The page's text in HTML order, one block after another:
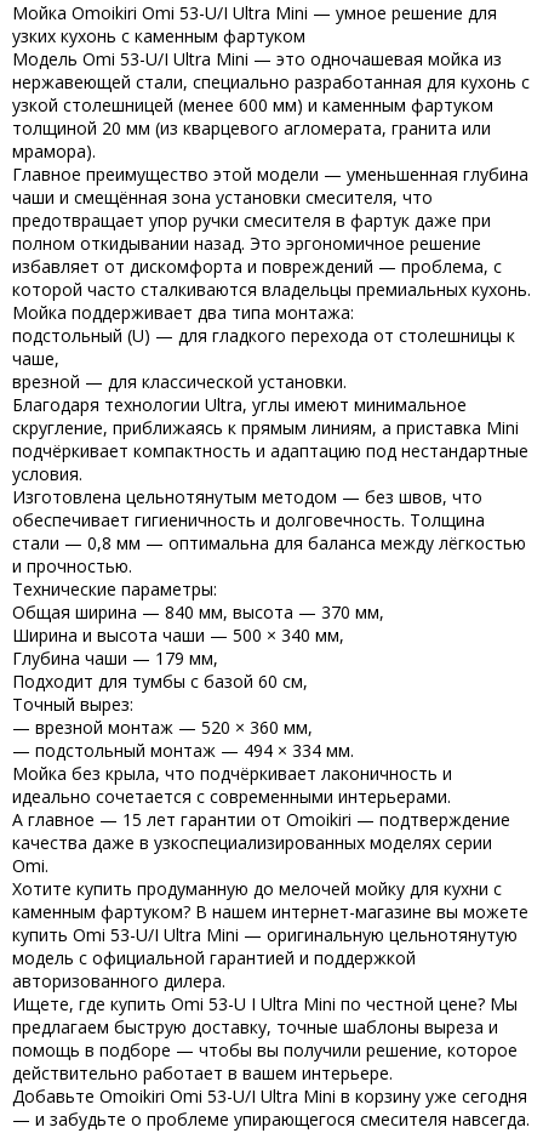
Мойка Omoikiri Omi 53-U/I Ultra Mini — умное решение для
узких кухонь с каменным фартуком
Модель Omi 53-U/I Ultra Mini — это одночашевая мойка из
нержавеющей стали, специально разработанная для кухонь с
узкой столешницей (менее 600 мм) и каменным фартуком
толщиной 20 мм (из кварцевого агломерата, гранита или
мрамора).
Главное преимущество этой модели — уменьшенная глубина
чаши и смещённая зона установки смесителя, что
предотвращает упор ручки смесителя в фартук даже при
полном откидывании назад. Это эргономичное решение
избавляет от дискомфорта и повреждений — проблема, с
которой часто сталкиваются владельцы премиальных кухонь.
Мойка поддерживает два типа монтажа:
подстольный (U) — для гладкого перехода от столешницы к
чаше,
врезной — для классической установки.
Благодаря технологии Ultra, углы имеют минимальное
скругление, приближаясь к прямым линиям, а приставка Mini
подчёркивает компактность и адаптацию под нестандартные
условия.
Изготовлена цельнотянутым методом — без швов, что
обеспечивает гигиеничность и долговечность. Толщина
стали — 0,8 мм — оптимальна для баланса между лёгкостью
и прочностью.
Технические параметры:
Общая ширина — 840 мм, высота — 370 мм,
Ширина и высота чаши — 500 × 340 мм,
Глубина чаши — 179 мм,
Подходит для тумбы с базой 60 см,
Точный вырез:
— врезной монтаж — 520 × 360 мм,
— подстольный монтаж — 494 × 334 мм.
Мойка без крыла, что подчёркивает лаконичность и
идеально сочетается с современными интерьерами.
А главное — 15 лет гарантии от Omoikiri — подтверждение
качества даже в узкоспециализированных моделях серии
Omi.
Хотите купить продуманную до мелочей мойку для кухни с
каменным фартуком? В нашем интернет-магазине вы можете
купить Omi 53-U/I Ultra Mini — оригинальную цельнотянутую
модель с официальной гарантией и поддержкой
авторизованного дилера.
Ищете, где купить Omi 53-U I Ultra Mini по честной цене? Мы
предлагаем быструю доставку, точные шаблоны выреза и
помощь в подборе — чтобы вы получили решение, которое
действительно работает в вашем интерьере.
Добавьте Omoikiri Omi 53-U/I Ultra Mini в корзину уже сегодня
— и забудьте о проблеме упирающегося смесителя навсегда.